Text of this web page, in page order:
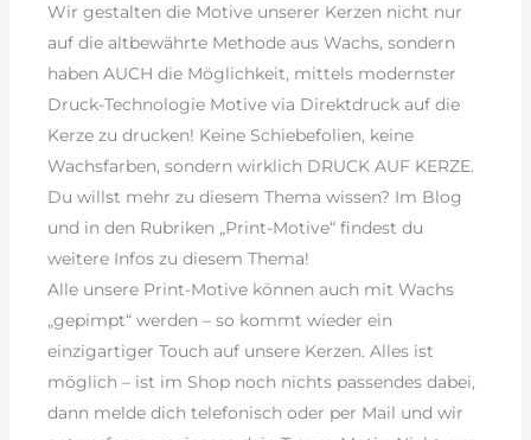
Wir gestalten die Motive unserer Kerzen nicht nur
auf die altbewährte Methode aus Wachs, sondern
haben AUCH die Möglichkeit, mittels modernster
Druck-Technologie Motive via Direktdruck auf die
Kerze zu drucken! Keine Schiebefolien, keine
Wachsfarben, sondern wirklich DRUCK AUF KERZE.
Du willst mehr zu diesem Thema wissen? Im Blog
und in den Rubriken „Print-Motive“ findest du
weitere Infos zu diesem Thema!
Alle unsere Print-Motive können auch mit Wachs
„gepimpt“ werden – so kommt wieder ein
einzigartiger Touch auf unsere Kerzen. Alles ist
möglich – ist im Shop noch nichts passendes dabei,
dann melde dich telefonisch oder per Mail und wir